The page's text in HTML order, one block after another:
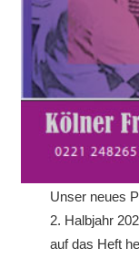
Unser neues
2. Halbjahr
auf das Heft